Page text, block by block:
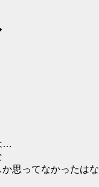
…
思ってなかったはな